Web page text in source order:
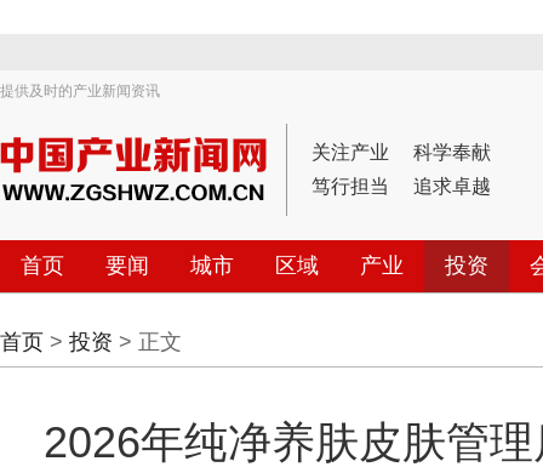
提供及时的产业新闻资讯
关注产业
科学奉献
笃行担当
追求卓越
首页 要闻 城市 区域 产业 投资
首页 > 投资 > 正文
2026年纯净养肤皮肤管